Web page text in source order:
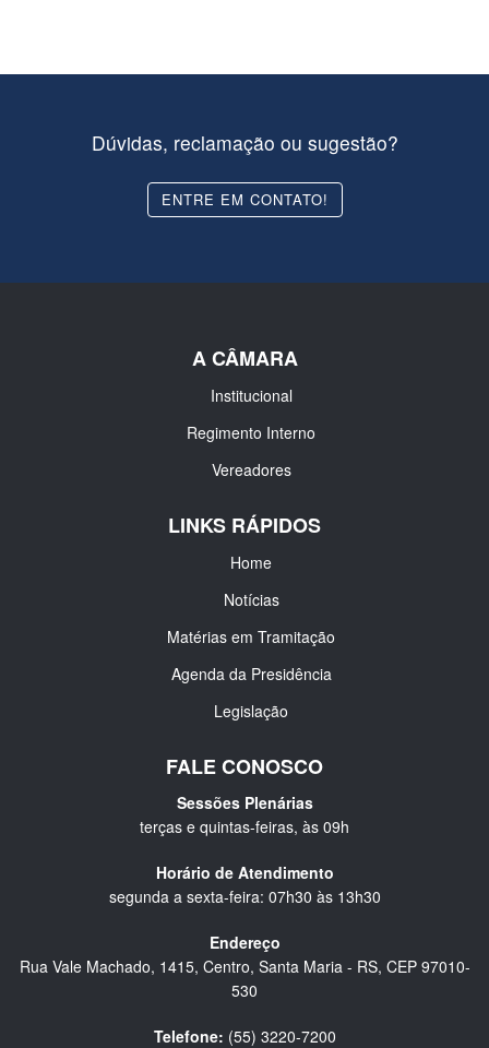
Dúvidas, reclamação ou sugestão?
ENTRE EM CONTATO!
A CÂMARA
Institucional
Regimento Interno
Vereadores
LINKS RÁPIDOS
Home
Notícias
Matérias em Tramitação
Agenda da Presidência
Legislação
FALE CONOSCO
Sessões Plenárias
terças e quintas-feiras, às 09h
Horário de Atendimento
segunda a sexta-feira: 07h30 às 13h30
Endereço
Rua Vale Machado, 1415, Centro, Santa Maria - RS, CEP 97010-
530
Telefone: (55) 3220-7200